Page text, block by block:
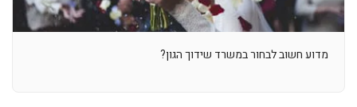
מדוע חשוב לבחור במשרד שידוך הגון?